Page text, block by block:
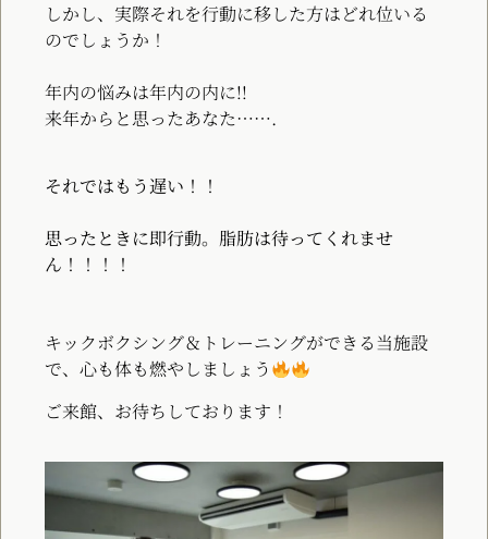
しかし、実際それを行動に移した方はどれ位いる
のでしょうか！
年内の悩みは年内の内に!!
来年からと思ったあなた…….
それではもう遅い！！
思ったときに即行動。脂肪は待ってくれませ
ん！！！！
キックボクシング＆トレーニングができる当施設
で、心も体も燃やしましょう
ご来館、お待ちしております！